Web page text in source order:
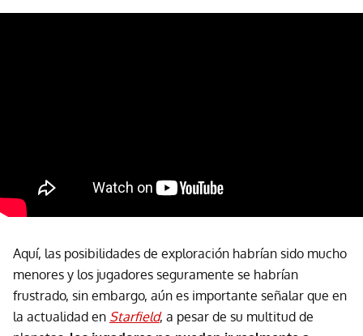
Aquí, las posibilidades de exploración habrían sido mucho
menores y los jugadores seguramente se habrían
frustrado, sin embargo, aún es importante señalar que en
la actualidad en Starfield, a pesar de su multitud de